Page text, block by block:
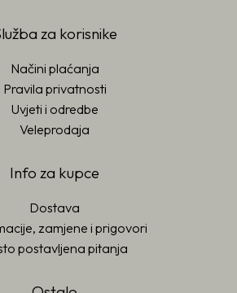
za korisnike
Načini plaćanja
Pravila privatnosti
Uvjeti i odredbe
Veleprodaja
Info za kupce
Dostava
zamjene i prigovori
postavljena pitanja